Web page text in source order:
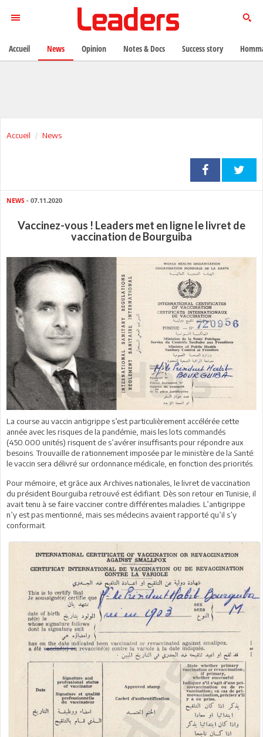
Accueil News
NEWS - 07.11.2020
Vaccinez-vous ! Leaders met en ligne le livret de
vaccination de Bourguiba
La course au vaccin antigrippe s’est particulièrement accélérée cette
année avec les risques de la pandémie, mais les lots commandés
(450.000 unités) risquent de s’avérer insuffisants pour répondre aux
besoins. Trouvaille de rationnement imposée par le ministère de la Santé:
le vaccin sera délivré sur ordonnance médicale, en fonction des priorités.
Pour mémoire, et grâce aux Archives nationales, le livret de vaccination
du président Bourguiba retrouvé est édifiant. Dès son retour en Tunisie, il
avait tenu à se faire vacciner contre différentes maladies. L’antigrippe
n’y est pas mentionné, mais ses médecins avaient rapporté qu’il s’y
conformait.
Accueil News Opinion Notes & Docs Success story